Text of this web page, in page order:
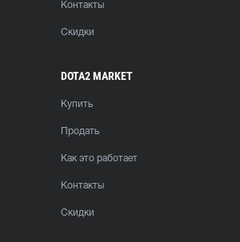
Контакты
Скидки
DOTA2 MARKET
Купить
Продать
Как это работает
Контакты
Скидки